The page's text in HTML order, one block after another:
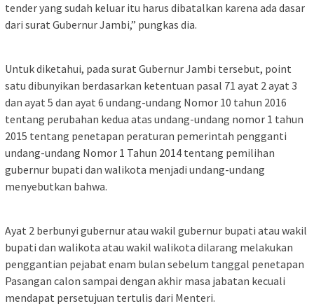
tender yang sudah keluar itu harus dibatalkan karena ada dasar
dari surat Gubernur Jambi,” pungkas dia.
Untuk diketahui, pada surat Gubernur Jambi tersebut, point
satu dibunyikan berdasarkan ketentuan pasal 71 ayat 2 ayat 3
dan ayat 5 dan ayat 6 undang-undang Nomor 10 tahun 2016
tentang perubahan kedua atas undang-undang nomor 1 tahun
2015 tentang penetapan peraturan pemerintah pengganti
undang-undang Nomor 1 Tahun 2014 tentang pemilihan
gubernur bupati dan walikota menjadi undang-undang
menyebutkan bahwa.
Ayat 2 berbunyi gubernur atau wakil gubernur bupati atau wakil
bupati dan walikota atau wakil walikota dilarang melakukan
penggantian pejabat enam bulan sebelum tanggal penetapan
Pasangan calon sampai dengan akhir masa jabatan kecuali
mendapat persetujuan tertulis dari Menteri.